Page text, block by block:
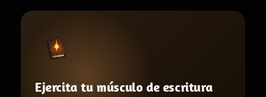
Ejercita tu músculo de escritura